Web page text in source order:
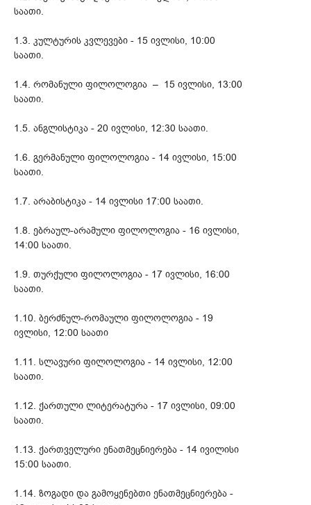
საათი.
1.3. კულტურის კვლევები - 15 ივლისი, 10:00
საათი.
1.4. რომანული ფილოლოგია – 15 ივლისი, 13:00
საათი.
1.5. ანგლისტიკა - 20 ივლისი, 12:30 საათი.
1.6. გერმანული ფილოლოგია - 14 ივლისი, 15:00
საათი.
1.7. არაბისტიკა - 14 ივლისი 17:00 საათი.
1.8. ებრაულ-არამული ფილოლოგია - 16 ივლისი,
14:00 საათი.
1.9. თურქული ფილოლოგია - 17 ივლისი, 16:00
საათი.
1.10. ბერძნულ-რომაული ფილოლოგია - 19
ივლისი, 12:00 საათი
1.11. სლავური ფილოლოგია - 14 ივლისი, 12:00
საათი.
1.12. ქართული ლიტერატურა - 17 ივლისი, 09:00
საათი.
1.13. ქართველური ენათმეცნიერება - 14 ივილისი
15:00 საათი.
1.14. ზოგადი და გამოყენებთი ენათმეცნიერება -